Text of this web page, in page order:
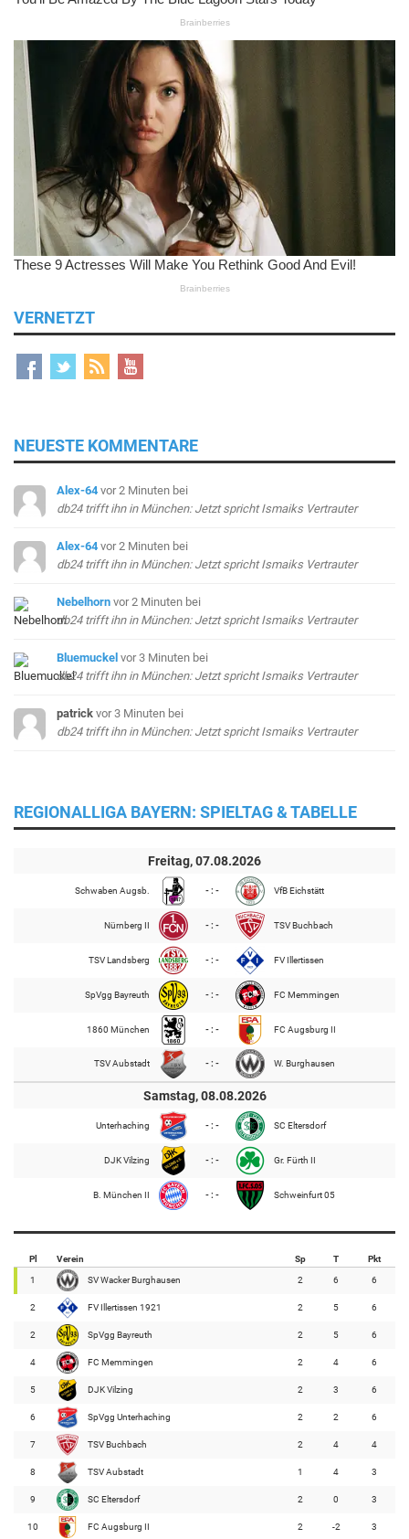
VERNETZT
NEUESTE KOMMENTARE
Alex-64 vor 2 Minuten bei
db24 trifft ihn in München: Jetzt spricht Ismaiks Vertrauter
Alex-64 vor 2 Minuten bei
db24 trifft ihn in München: Jetzt spricht Ismaiks Vertrauter
Nebelhorn vor 2 Minuten bei
db24 trifft ihn in München: Jetzt spricht Ismaiks Vertrauter
Bluemuckel vor 3 Minuten bei
db24 trifft ihn in München: Jetzt spricht Ismaiks Vertrauter
patrick vor 3 Minuten bei
db24 trifft ihn in München: Jetzt spricht Ismaiks Vertrauter
REGIONALLIGA BAYERN: SPIELTAG & TABELLE
Freitag, 07.08.2026
Schwaben Augsb. - : - VfB Eichstätt
Nürnberg II - : - TSV Buchbach
TSV Landsberg - : - FV Illertissen
SpVgg Bayreuth - : - FC Memmingen
1860 München - : - FC Augsburg II
TSV Aubstadt - : - W. Burghausen
Samstag, 08.08.2026
Unterhaching - : - SC Eltersdorf
DJK Vilzing - : - Gr. Fürth II
B. München II - : - Schweinfurt 05
Pl Verein Sp T Pkt
1 SV Wacker Burghausen 2 6 6
2 FV Illertissen 1921 2 5 6
2 SpVgg Bayreuth 2 5 6
4 FC Memmingen 2 4 6
5 DJK Vilzing 2 3 6
6 SpVgg Unterhaching 2 2 6
7 TSV Buchbach 2 4 4
8 TSV Aubstadt 1 4 3
9 SC Eltersdorf 2 0 3
10 FC Augsburg II 2 -2 3